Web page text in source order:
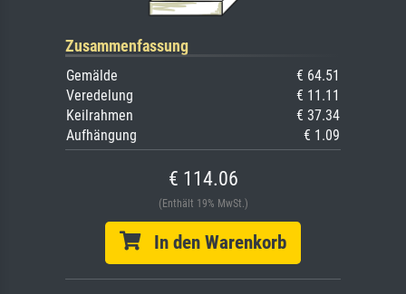
Zusammenfassung
Gemälde
€ 64.51
Veredelung
€ 11.11
Keilrahmen
€ 37.34
Aufhängung
€ 1.09
€ 114.06
(Enthält 19% MwSt.)
In den Warenkorb